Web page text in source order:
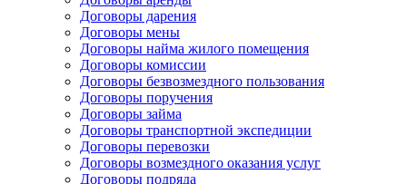
Договоры дарения
Договоры мены
Договоры найма жилого помещения
Договоры комиссии
Договоры безвозмездного пользования
Договоры поручения
Договоры займа
Договоры транспортной экспедиции
Договоры перевозки
Договоры возмездного оказания услуг
Договоры подряда